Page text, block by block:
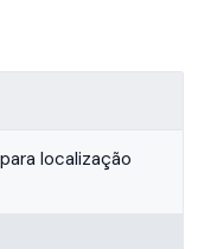
localização